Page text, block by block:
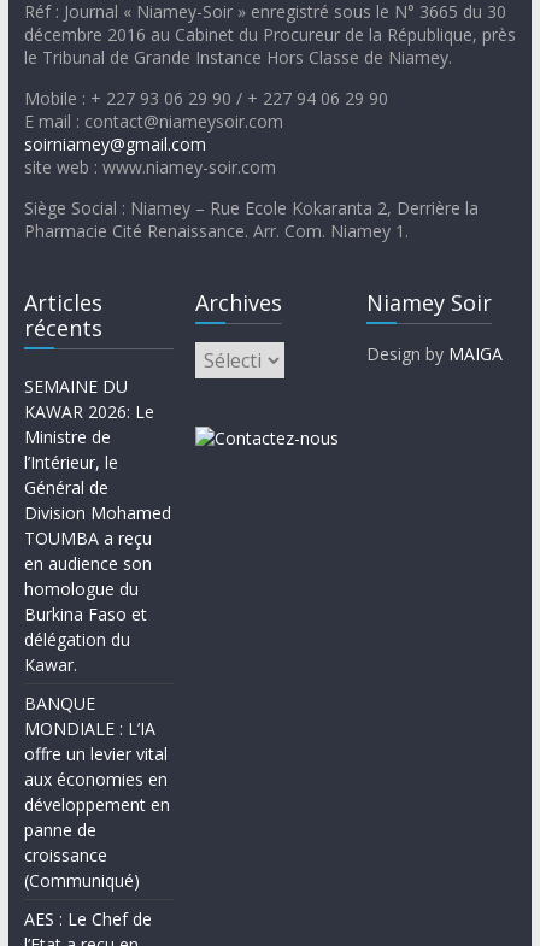
Réf : Journal « Niamey-Soir » enregistré sous le N° 3665 du 30
décembre 2016 au Cabinet du Procureur de la République, près
le Tribunal de Grande Instance Hors Classe de Niamey.
Mobile : + 227 93 06 29 90 / + 227 94 06 29 90
E mail : contact@niameysoir.com
soirniamey@gmail.com
site web : www.niamey-soir.com
Siège Social : Niamey – Rue Ecole Kokaranta 2, Derrière la
Pharmacie Cité Renaissance. Arr. Com. Niamey 1.
Articles
récents
SEMAINE DU
KAWAR 2026: Le
Ministre de
l’Intérieur, le
Général de
Division Mohamed
TOUMBA a reçu
en audience son
homologue du
Burkina Faso et
délégation du
Kawar.
BANQUE
MONDIALE : L’IA
offre un levier vital
aux économies en
développement en
panne de
croissance
(Communiqué)
AES : Le Chef de
Archives Niamey Soir
Design by MAIGA